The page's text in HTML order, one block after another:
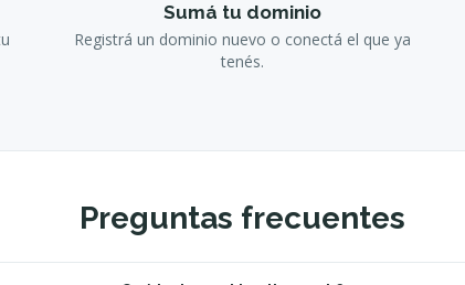
Sumá tu dominio
Registrá un dominio nuevo o conectá el que ya
tenés.
Preguntas frecuentes